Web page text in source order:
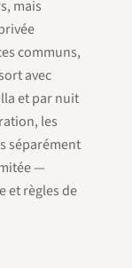
mais
communs,
avec
et par nuit
les
séparément
—
et règles de